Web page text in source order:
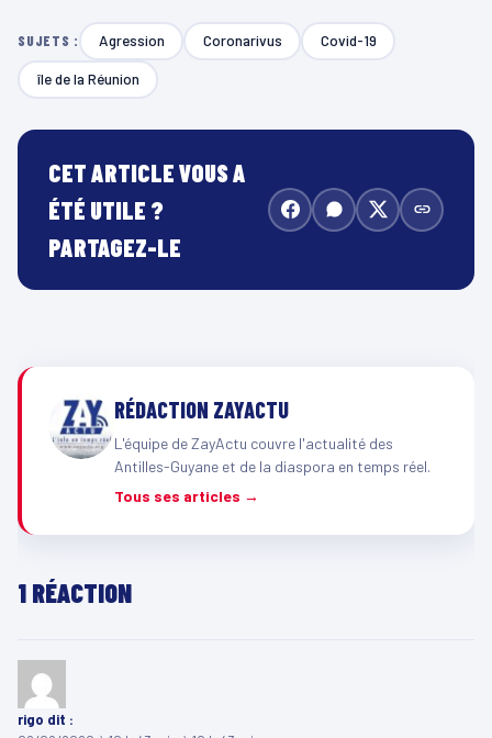
SUJETS : Agression Coronarivus Covid-19
île de la Réunion
CET ARTICLE VOUS A
ÉTÉ UTILE ?
PARTAGEZ-LE
RÉDACTION ZAYACTU
L'équipe de ZayActu couvre l'actualité des
Antilles-Guyane et de la diaspora en temps réel.
Tous ses articles →
1 RÉACTION
rigo dit :